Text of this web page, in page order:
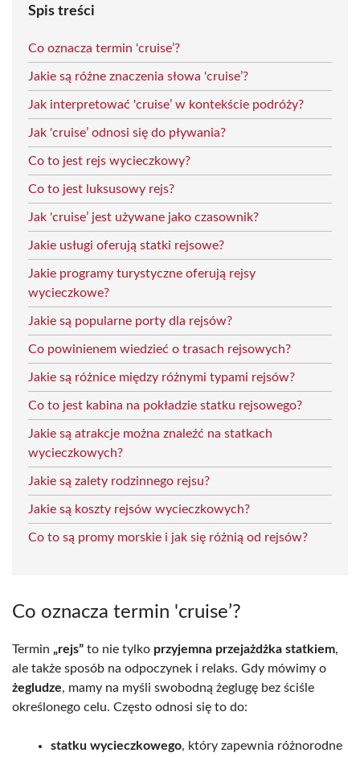
Spis treści
Co oznacza termin 'cruise’?
Jakie są różne znaczenia słowa 'cruise’?
Jak interpretować 'cruise’ w kontekście podróży?
Jak 'cruise’ odnosi się do pływania?
Co to jest rejs wycieczkowy?
Co to jest luksusowy rejs?
Jak 'cruise’ jest używane jako czasownik?
Jakie usługi oferują statki rejsowe?
Jakie programy turystyczne oferują rejsy
wycieczkowe?
Jakie są popularne porty dla rejsów?
Co powinienem wiedzieć o trasach rejsowych?
Jakie są różnice między różnymi typami rejsów?
Co to jest kabina na pokładzie statku rejsowego?
Jakie są atrakcje można znaleźć na statkach
wycieczkowych?
Jakie są zalety rodzinnego rejsu?
Jakie są koszty rejsów wycieczkowych?
Co to są promy morskie i jak się różnią od rejsów?
Co oznacza termin 'cruise’?
Termin „rejs” to nie tylko przyjemna przejażdżka statkiem,
ale także sposób na odpoczynek i relaks. Gdy mówimy o
żegludze, mamy na myśli swobodną żeglugę bez ściśle
określonego celu. Często odnosi się to do:
statku wycieczkowego, który zapewnia różnorodne